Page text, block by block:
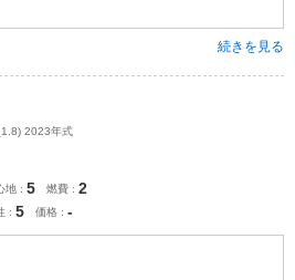
続きを見る
2023年式
地 5 燃費 2
5 価格 -